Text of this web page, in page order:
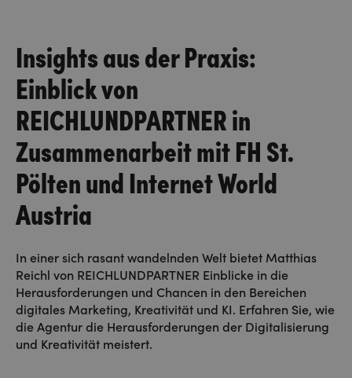
Insights aus der Praxis:
Einblick von
REICHLUNDPARTNER in
Zusammenarbeit mit FH St.
Pölten und Internet World
Austria
In einer sich rasant wandelnden Welt bietet Matthias
Reichl von REICHLUNDPARTNER Einblicke in die
Herausforderungen und Chancen in den Bereichen
digitales Marketing, Kreativität und KI. Erfahren Sie, wie
die Agentur die Herausforderungen der Digitalisierung
und Kreativität meistert.